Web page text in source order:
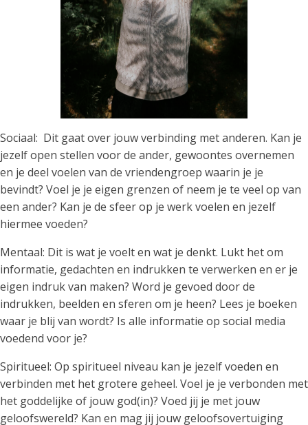
Sociaal: Dit gaat over jouw verbinding met anderen. Kan je
jezelf open stellen voor de ander, gewoontes overnemen
en je deel voelen van de vriendengroep waarin je je
bevindt? Voel je je eigen grenzen of neem je te veel op van
een ander? Kan je de sfeer op je werk voelen en jezelf
hiermee voeden?
Mentaal: Dit is wat je voelt en wat je denkt. Lukt het om
informatie, gedachten en indrukken te verwerken en er je
eigen indruk van maken? Word je gevoed door de
indrukken, beelden en sferen om je heen? Lees je boeken
waar je blij van wordt? Is alle informatie op social media
voedend voor je?
Spiritueel: Op spiritueel niveau kan je jezelf voeden en
verbinden met het grotere geheel. Voel je je verbonden met
het goddelijke of jouw god(in)? Voed jij je met jouw
geloofswereld? Kan en mag jij jouw geloofsovertuiging